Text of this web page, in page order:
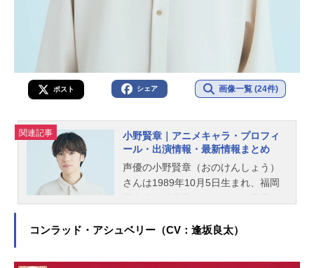
ポスト シェア 画像一覧 (24件)
関連記事
小野賢章｜アニメキャラ・プロフィ
ール・出演情報・最新情報まとめ
声優の小野賢章（おのけんしょう）
さんは1989年10月5日生まれ、福岡
セブン』の七瀬陸役など、人気作品
す。こちらでは、小野賢章さんのオ
コンラッド・アシュベリー（CV：逢坂良太）